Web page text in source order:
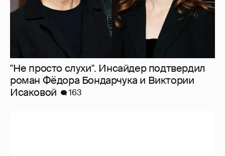
"Не просто слухи". Инсайдер подтвердил
роман Фёдора Бондарчука и Виктории
Исаковой
163